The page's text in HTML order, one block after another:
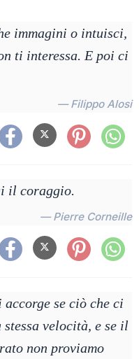
immagini o intuisci,
ti interessa. E poi ci
— Filippo Alosi
il coraggio.
— Pierre Corneille
se ciò che ci
velocità, e se il
non proviamo